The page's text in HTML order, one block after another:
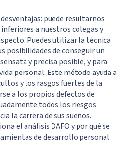
puede resultarnos
a nuestros colegas y
Puedes utilizar la técnica
posibilidades de conseguir un
y precisa posible, y para
personal. Este método ayuda a
y los rasgos fuertes de la
a los propios defectos de
todos los riesgos
la carrera de sus sueños.
el análisis DAFO y por qué se
de desarrollo personal